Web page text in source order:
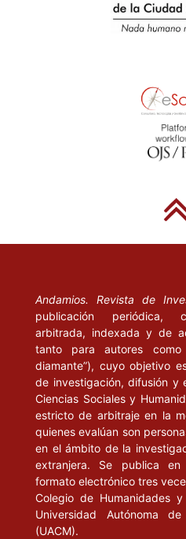
Andamios. Revista de
publicación periódica,
arbitrada, indexada y de
tanto para autores como
diamante”), cuyo objetivo
de investigación, difusión y
Ciencias Sociales y
estricto de arbitraje en la
quienes evalúan son
en el ámbito de la
extranjera. Se publica
formato electrónico tres
Colegio de Humanidades
Universidad Autónoma
(UACM).